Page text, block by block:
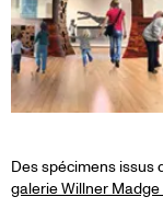
Des spécimens issus
galerie Willner